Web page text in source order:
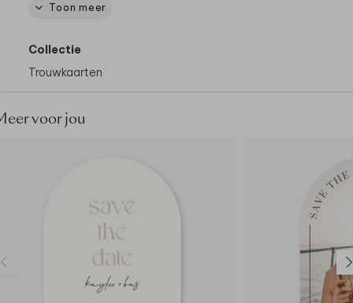
uitstraling. Personaliseer de kaart eenvoudig met
lettertypes in de online editor.
Dit product maakt deel uit van
Toon meer
Collectie
Trouwkaarten
voor jou